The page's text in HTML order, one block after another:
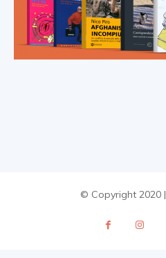
© Copyright 2020 |